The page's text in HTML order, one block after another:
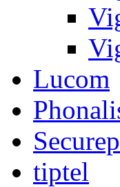
Lucom
tiptel